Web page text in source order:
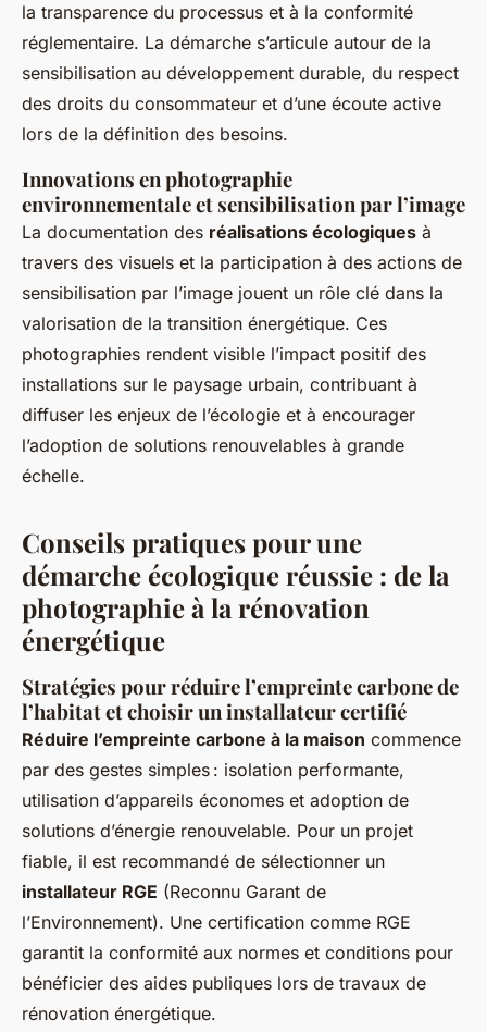
la transparence du processus et à la conformité
réglementaire. La démarche s’articule autour de la
sensibilisation au développement durable, du respect
des droits du consommateur et d’une écoute active
lors de la définition des besoins.
Innovations en photographie
environnementale et sensibilisation par l’image
La documentation des réalisations écologiques à
travers des visuels et la participation à des actions de
sensibilisation par l’image jouent un rôle clé dans la
valorisation de la transition énergétique. Ces
photographies rendent visible l’impact positif des
installations sur le paysage urbain, contribuant à
diffuser les enjeux de l’écologie et à encourager
l’adoption de solutions renouvelables à grande
échelle.
Conseils pratiques pour une
démarche écologique réussie : de la
photographie à la rénovation
énergétique
Stratégies pour réduire l’empreinte carbone de
l’habitat et choisir un installateur certifié
Réduire l’empreinte carbone à la maison commence
par des gestes simples : isolation performante,
utilisation d’appareils économes et adoption de
solutions d’énergie renouvelable. Pour un projet
fiable, il est recommandé de sélectionner un
installateur RGE (Reconnu Garant de
l’Environnement). Une certification comme RGE
garantit la conformité aux normes et conditions pour
bénéficier des aides publiques lors de travaux de
rénovation énergétique.